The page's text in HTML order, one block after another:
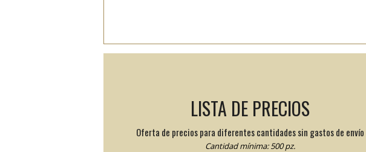
LISTA DE PRECIOS
Oferta de precios para diferentes cantidades sin gastos de envío
Cantidad mínima: 500 pz.